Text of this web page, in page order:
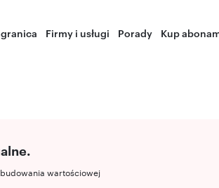
Firmy i usługi Porady Kup
wartościowej